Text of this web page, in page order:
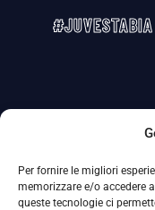
Per fornire le migliori
memorizzare e/o accedere
queste tecnologie ci
#JUVESTABIA
La Società ha nominato il Responsabile della
adottate dalla